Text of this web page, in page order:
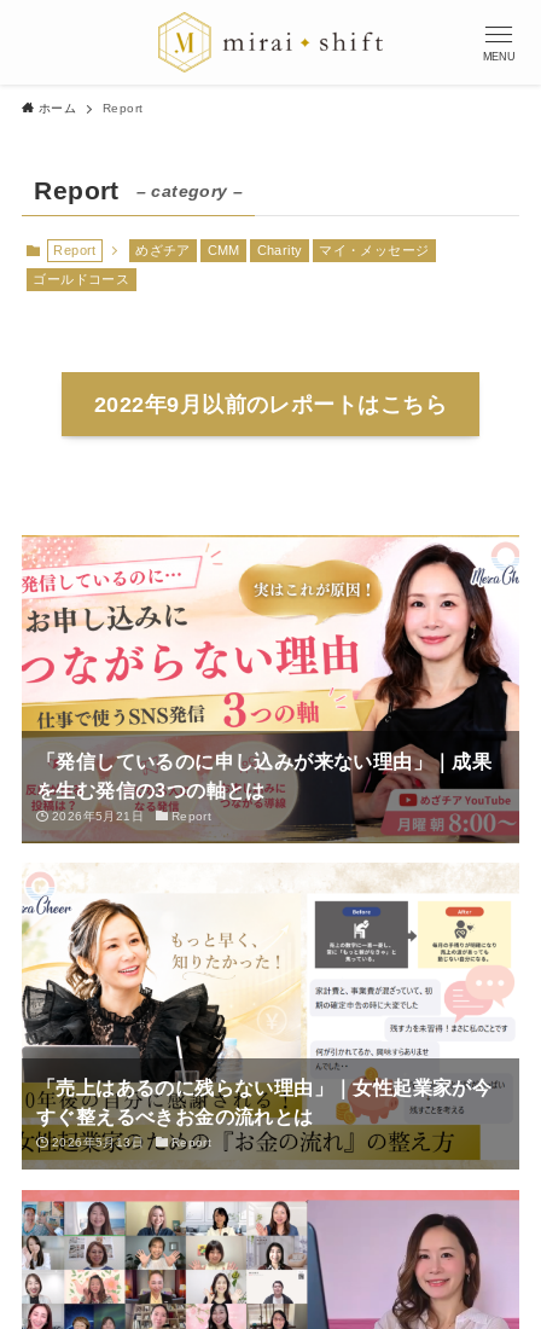
MENU
ホーム Report
Report – category –
Report めざチア CMM Charity マイ・メッセージ
ゴールドコース
2022年9月以前のレポートはこちら
「発信しているのに申し込みが来ない理由」｜成果
を生む発信の3つの軸とは
2026年5月21日 Report
「売上はあるのに残らない理由」｜女性起業家が今
すぐ整えるべきお金の流れとは
2026年5月13日 Report